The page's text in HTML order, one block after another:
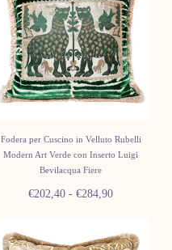
Fodera per Cuscino in Velluto Rubelli
Modern Art Verde con Inserto Luigi
Bevilacqua Fiere
Prezzo
€202,40 - Prezzo
€284,90